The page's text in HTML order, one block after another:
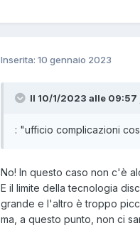
Inserita: 10 gennaio 2023
Il 10/1/2023 alle 09:57
: "ufficio complicazioni
No! In questo caso non c'è
E il limite della tecnologia
grande e l'altro è troppo
ma, a questo punto, non ci